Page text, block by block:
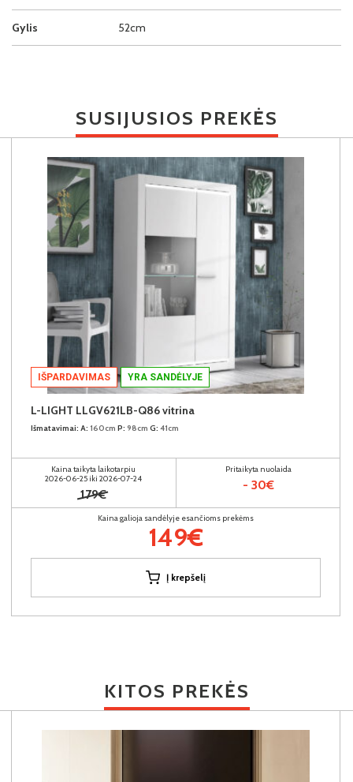
Gylis 52cm
SUSIJUSIOS PREKĖS
IŠPARDAVIMAS YRA SANDĖLYJE
L-LIGHT LLGV621LB-Q86 vitrina
Išmatavimai: A: 160cm P: 98cm G: 41cm
Kaina taikyta laikotarpiu
2026-06-25 iki 2026-07-24
179€
Pritaikyta nuolaida
- 30€
Kaina galioja sandėlyje esančioms prekėms
149€
Į krepšelį
KITOS PREKĖS